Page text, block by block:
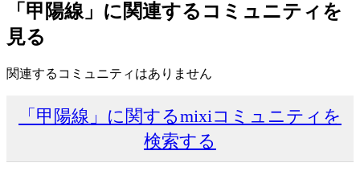
「甲陽線」に関連するコミュニティを
見る
関連するコミュニティはありません
「甲陽線」に関するmixiコミュニティを
検索する